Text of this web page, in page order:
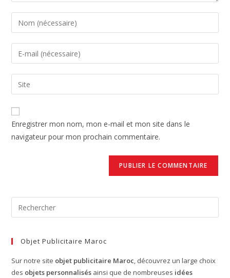
Enregistrer mon nom, mon e-mail et mon site dans le
navigateur pour mon prochain commentaire.
Objet Publicitaire Maroc
Sur notre site objet publicitaire Maroc, découvrez un large choix
des objets personnalisés ainsi que de nombreuses idées